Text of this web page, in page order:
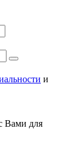
и
Вами для